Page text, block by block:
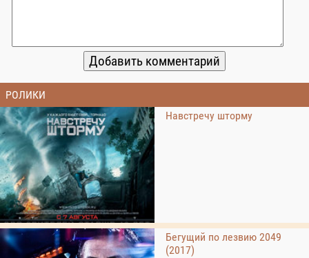
РОЛИКИ
Навстречу шторму
Бегущий по лезвию 2049
(2017)